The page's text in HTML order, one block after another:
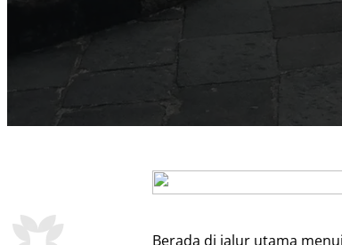
Berada di jalur utama